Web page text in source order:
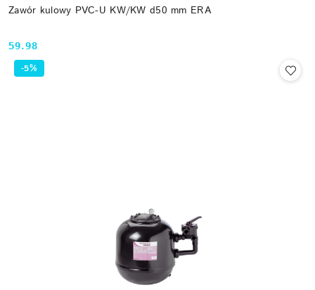
Zawór kulowy PVC-U KW/KW d50 mm ERA
Cena:
59.98
-5%